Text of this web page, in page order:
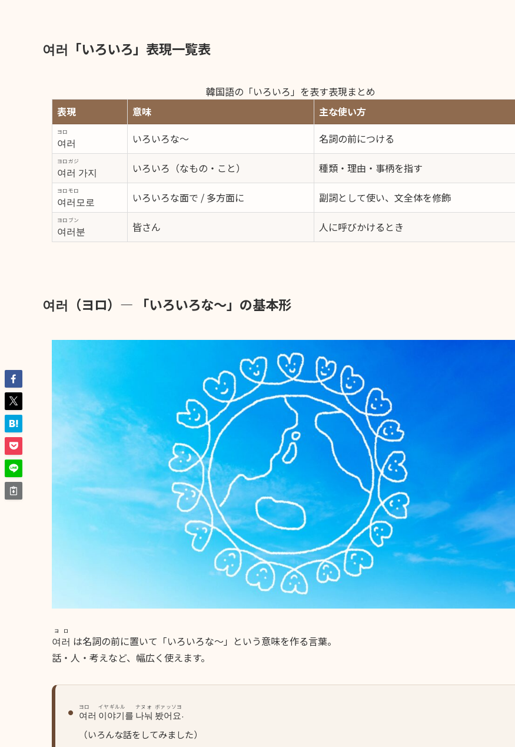
여러「いろいろ」表現一覧表
韓国語の「いろいろ」を表す表現まとめ
表現
意味 主な使い方
여러
ヨロ いろいろな〜 名詞の前につける
여러 가지
ヨロガジ いろいろ（なもの・こと） 種類・理由・事柄を指す
여러모로
ヨロモロ いろいろな面で / 多方面に 副詞として使い、文全体を修飾
여러분
ヨロブン 皆さん 人に呼びかけるとき
여러（ヨロ）― 「いろいろな〜」の基本形
여러
ヨロ
は名詞の前に置いて「いろいろな〜」という意味を作る言葉。
話・人・考えなど、幅広く使えます。
여러
ヨロ
이야기를
イヤギルル
나눠
ナヌォ
봤어요
ボァッソヨ
.
（いろんな話をしてみました）